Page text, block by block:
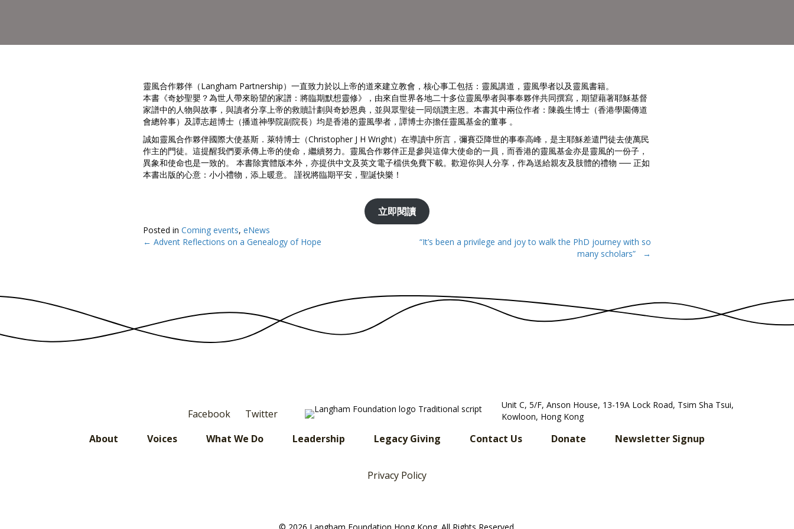
靈風合作夥伴（Langham Partnership）一直致力於以上帝的道來建立教會，核心事工包括：靈風講道，靈風學者以及靈風書籍。
本書《奇妙聖嬰？為世人帶來盼望的家譜：將臨期默想靈修》，由來自世界各地二十多位靈風學者與事奉夥伴共同撰寫，期望藉著耶穌基督
家譜中的人物與故事，與讀者分享上帝的救贖計劃與奇妙恩典，並與眾聖徒一同頌讚主恩。本書其中兩位作者：陳義生博士（香港學園傳道
會總幹事）及譚志超博士（播道神學院副院長）均是香港的靈風學者，譚博士亦擔任靈風基金的董事 。
誠如靈風合作夥伴國際大使基斯．萊特博士（Christopher J H Wright）在導讀中所言，彌賽亞降世的事奉高峰，是主耶穌差遣門徒去使萬民
作主的門徒。這提醒我們要承傳上帝的使命，繼續努力。靈風合作夥伴正是參與這偉大使命的一員，而香港的靈風基金亦是靈風的一份子，
異象和使命也是一致的。 本書除實體版本外，亦提供中文及英文電子檔供免費下載。歡迎你與人分享，作為送給親友及肢體的禮物 ── 正如
本書出版的心意：小小禮物，添上暖意。 謹祝將臨期平安，聖誕快樂！
立即閱讀
Posted in Coming events, eNews
Posts
← Advent Reflections on a Genealogy of Hope
“It’s been a privilege and joy to walk the PhD journey with so
many scholars” →
Facebook Twitter
Unit C, 5/F, Anson House, 13-19A Lock Road, Tsim Sha Tsui,
Kowloon, Hong Kong
About Voices What We Do Leadership Legacy Giving Contact Us Donate Newsletter Signup
Privacy Policy